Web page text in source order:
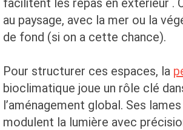
facilitent les repas en extérieur .
au paysage, avec la mer ou la
de fond (si on a cette chance).
Pour structurer ces espaces, la
bioclimatique joue un rôle clé
l’aménagement global. Ses
modulent la lumière avec